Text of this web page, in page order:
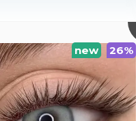
new 26%